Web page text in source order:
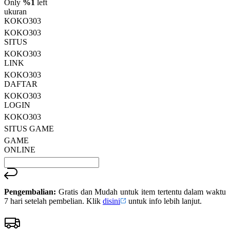
Read
13
Reviews.
Tautan
halaman
yang
sama.
Only %1 left
ukuran
KOKO303
KOKO303
SITUS
KOKO303
LINK
KOKO303
DAFTAR
KOKO303
LOGIN
KOKO303
SITUS GAME
GAME
ONLINE
Pengembalian: Gratis dan Mudah untuk item tertentu dalam waktu
7 hari setelah pembelian. Klik disini untuk info lebih lanjut.